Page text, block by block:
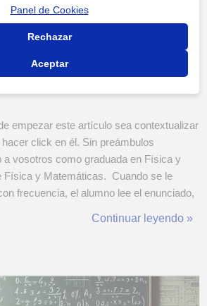
a resolver
Física de forma
empezar este artículo sea contextualizar
click en él. Sin preámbulos
a vosotros como graduada en Física y
Física y Matemáticas. Cuando se le
frecuencia, el alumno lee el enunciado,
no sólo no le dice nada en claro,
Continuar leyendo »
Panel de Cookies
Rechazar
Aceptar